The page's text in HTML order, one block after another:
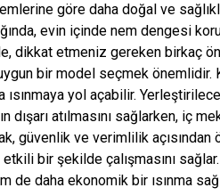
göre daha doğal ve
evin içinde nem dengesi
dikkat etmeniz gereken birkaç
bir model seçmek
yol açabilir.
dışarı atılmasını sağlarken, iç
güvenlik ve verimlilik
bir şekilde çalışmasını
daha ekonomik bir ısınma